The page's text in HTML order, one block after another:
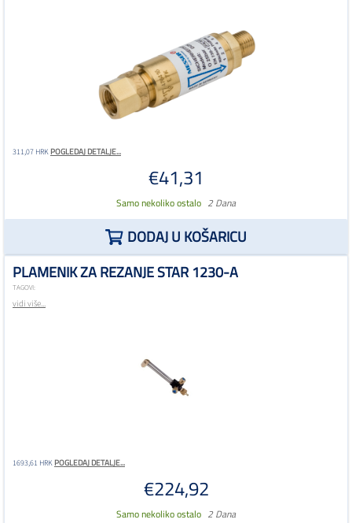
311,07 HRKPOGLEDAJ DETALJE...
€41,31
Samo nekoliko ostalo 2 Dana
DODAJ U KOŠARICU
PLAMENIK ZA REZANJE STAR 1230-A
TAGOVI:
vidi više...
1693,61 HRKPOGLEDAJ DETALJE...
€224,92
Samo nekoliko ostalo 2 Dana